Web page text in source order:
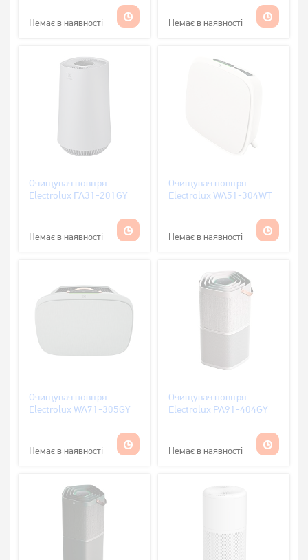
Немає в наявності Немає в наявності
Очищувач повітря
Electrolux FA31-201GY
Немає в наявності
Очищувач повітря
Electrolux WA51-304WT
Немає в наявності
Очищувач повітря
Electrolux WA71-305GY
Немає в наявності
Очищувач повітря
Electrolux PA91-404GY
Немає в наявності